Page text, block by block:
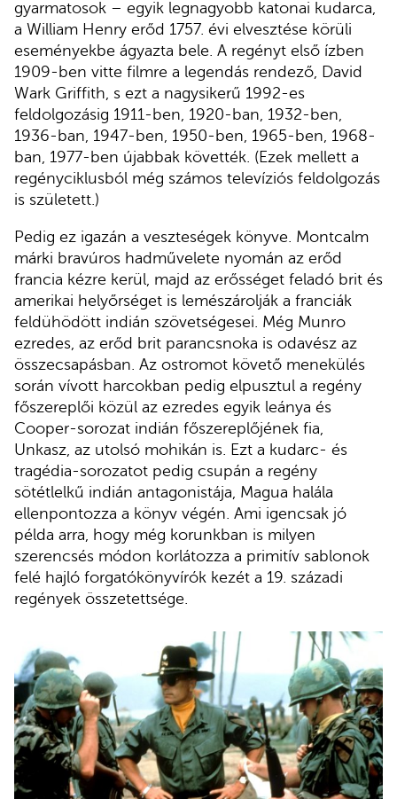
gyarmatosok – egyik legnagyobb katonai kudarca,
a William Henry erőd 1757. évi elvesztése körüli
eseményekbe ágyazta bele. A regényt első ízben
1909-ben vitte filmre a legendás rendező, David
Wark Griffith, s ezt a nagysikerű 1992-es
feldolgozásig 1911-ben, 1920-ban, 1932-ben,
1936-ban, 1947-ben, 1950-ben, 1965-ben, 1968-
ban, 1977-ben újabbak követték. (Ezek mellett a
regényciklusból még számos televíziós feldolgozás
is született.)
Pedig ez igazán a veszteségek könyve. Montcalm
márki bravúros hadművelete nyomán az erőd
francia kézre kerül, majd az erősséget feladó brit és
amerikai helyőrséget is lemészárolják a franciák
feldühödött indián szövetségesei. Még Munro
ezredes, az erőd brit parancsnoka is odavész az
összecsapásban. Az ostromot követő menekülés
során vívott harcokban pedig elpusztul a regény
főszereplői közül az ezredes egyik leánya és
Cooper-sorozat indián főszereplőjének fia,
Unkasz, az utolsó mohikán is. Ezt a kudarc- és
tragédia-sorozatot pedig csupán a regény
sötétlelkű indián antagonistája, Magua halála
ellenpontozza a könyv végén. Ami igencsak jó
példa arra, hogy még korunkban is milyen
szerencsés módon korlátozza a primitív sablonok
felé hajló forgatókönyvírók kezét a 19. századi
regények összetettsége.